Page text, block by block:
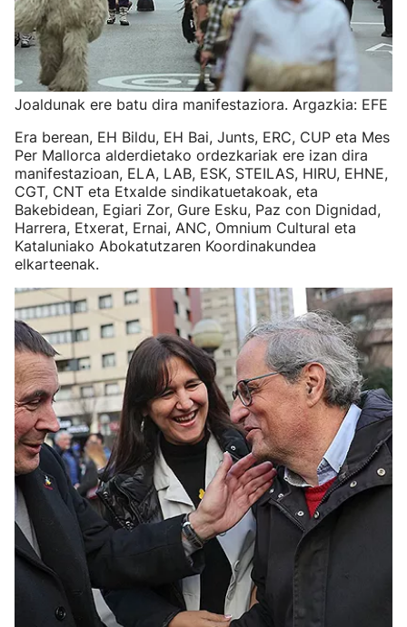
Joaldunak ere batu dira manifestaziora. Argazkia: EFE
Era berean, EH Bildu, EH Bai, Junts, ERC, CUP eta Mes
Per Mallorca alderdietako ordezkariak ere izan dira
manifestazioan, ELA, LAB, ESK, STEILAS, HIRU, EHNE,
CGT, CNT eta Etxalde sindikatuetakoak, eta
Bakebidean, Egiari Zor, Gure Esku, Paz con Dignidad,
Harrera, Etxerat, Ernai, ANC, Omnium Cultural eta
Kataluniako Abokatutzaren Koordinakundea
elkarteenak.